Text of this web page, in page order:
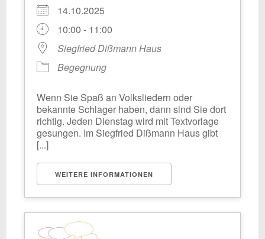
14.10.2025
10:00 - 11:00
Siegfried Dißmann Haus
Begegnung
Wenn Sie Spaß an Volksliedern oder
bekannte Schlager haben, dann sind Sie dort
richtig. Jeden Dienstag wird mit Textvorlage
gesungen. Im Siegfried Dißmann Haus gibt
[...]
WEITERE INFORMATIONEN